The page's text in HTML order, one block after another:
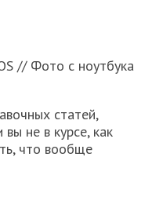
// Фото с ноутбука
статей,
не в курсе, как
что вообще